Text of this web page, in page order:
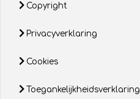
Copyright
Privacyverklaring
Cookies
Toegankelijkheidsverklaring